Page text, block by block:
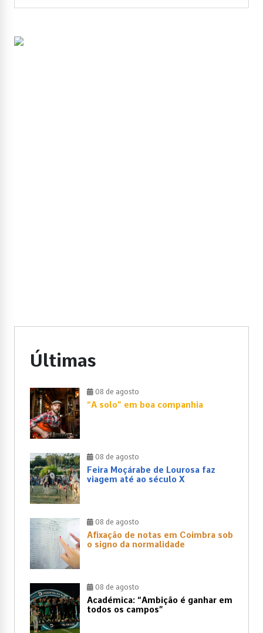
Últimas
08 de agosto
“A solo” em boa companhia
08 de agosto
Feira Moçárabe de Lourosa faz
viagem até ao século X
08 de agosto
Afixação de notas em Coimbra sob
o signo da normalidade
08 de agosto
Académica: “Ambição é ganhar em
todos os campos”